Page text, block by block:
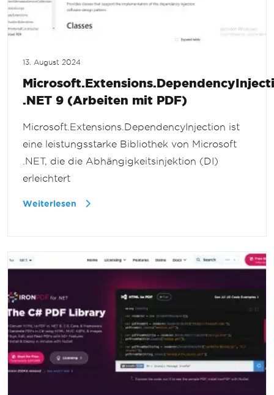
13. August 2024
.NET 9 (Arbeiten mit PDF)
Microsoft.Extensions.DependencyInjection ist
eine leistungsstarke Bibliothek von Microsoft
.NET, die die Abhängigkeitsinjektion (DI)
erleichtert
Weiterlesen